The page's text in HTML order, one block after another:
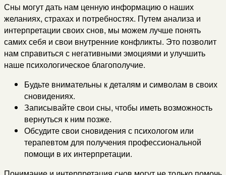
Сны могут дать нам ценную информацию о наших
желаниях, страхах и потребностях. Путем анализа и
интерпретации своих снов, мы можем лучше понять
самих себя и свои внутренние конфликты. Это позволит
нам справиться с негативными эмоциями и улучшить
наше психологическое благополучие.
Будьте внимательны к деталям и символам в своих
сновидениях.
Записывайте свои сны, чтобы иметь возможность
вернуться к ним позже.
Обсудите свои сновидения с психологом или
терапевтом для получения профессиональной
помощи в их интерпретации.